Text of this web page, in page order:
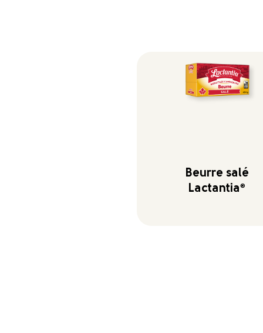
Beurre salé
Lactantia®